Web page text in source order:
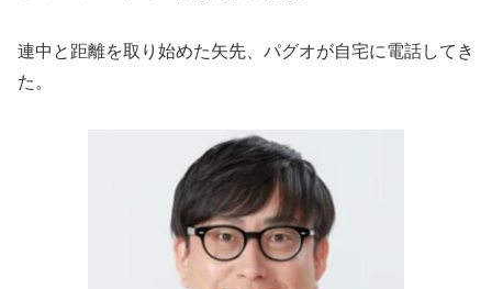
連中と距離を取り始めた矢先、パグオが自宅に電話してき
た。